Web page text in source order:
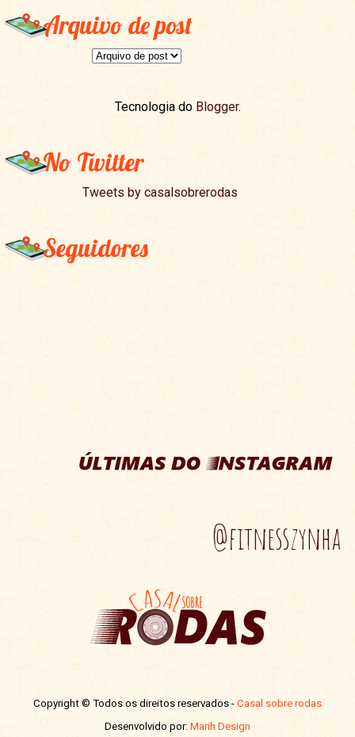
Arquivo de post
Tecnologia do Blogger.
No Twitter
Tweets by casalsobrerodas
Seguidores
@fitnesszynha
Copyright © Todos os direitos reservados - Casal sobre rodas
Desenvolvido por: Marih Design